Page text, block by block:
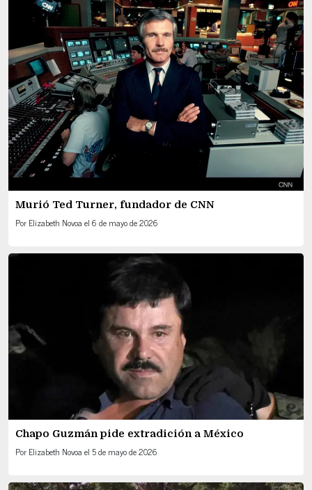
Murió Ted Turner, fundador de CNN
Por Elizabeth Novoa el 6 de mayo de 2026
Chapo Guzmán pide extradición a México
Por Elizabeth Novoa el 5 de mayo de 2026